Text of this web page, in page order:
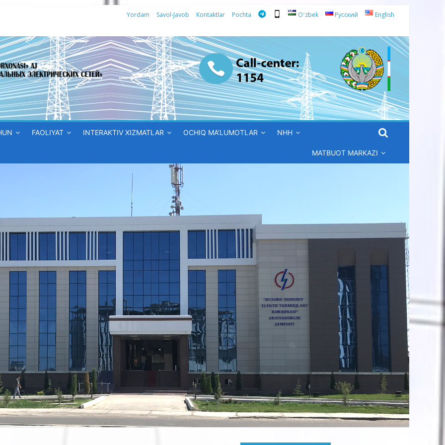
Yordam Savol-Javob Kontaktlar Pochta Oʻzbek Русский English
FAOLIYAT INTERAKTIV XIZMATLAR OCHIQ MA’LUMOTLAR NHH
MATBUOT MARKAZI